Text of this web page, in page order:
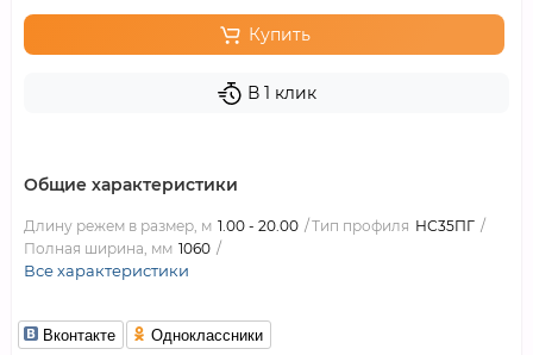
Купить
В 1 клик
Общие характеристики
Длину режем в размер, м 1.00 - 20.00 Тип профиля НС35ПГ
Полная ширина, мм 1060
Все характеристики
Вконтакте Одноклассники